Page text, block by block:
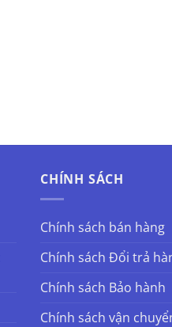
CHÍNH SÁCH
Chính sách bán hàng
Chính sách Đổi trả
Chính sách Bảo hành
Chính sách vận